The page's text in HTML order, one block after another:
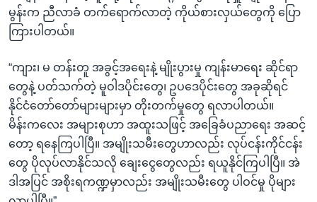
မွန်းက ညီလာခံ တက်ရောက်လာတဲ့ ကိုယ်စားလှယ်တွေကို ပြော
ကြားပါတယ်။
“ကျား၊ မ တန်းတူ အခွင့်အရေးနဲ့ မျိုးပွားမှု ကျန်းမာရေး ဆိုင်ရာ
တွေနဲ့ ပတ်သက်တဲ့ မူဝါဒပိုင်းတွေ၊ ဥပဒေပိုင်းတွေ အခုဆိုရင်
နိုင်ငံတော်တော်များများမှာ တိုးတက်မှုတွေ ရလာပါတယ်။
မိန်းကလေး အများစုဟာ အထူးသဖြင့် အခြေခံပညာရေး အဆင့်
တော့ ရနေကြပါပြီ။ အမျိုးသမီးတွေဟာလည်း လုပ်ငန်းကိုင်ငန်း
တွေ ပိုလုပ်လာနိုင်သလို ချေးငွေတွေလည်း ရယူနိုင်ကြပါပြီ။ အဲ
ဒါအပြင် အစိုးရကဏ္ဍမှာလည်း အမျိုးသမီးတွေ ပါဝင်မှု ပိုများ